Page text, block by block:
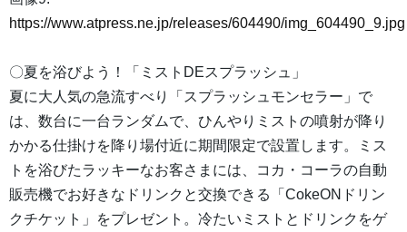
https://www.atpress.ne.jp/releases/604490/img_604490_9.jpg
〇夏を浴びよう！「ミストDEスプラッシュ」
夏に大人気の急流すべり「スプラッシュモンセラー」で
は、数台に一台ランダムで、ひんやりミストの噴射が降り
かかる仕掛けを降り場付近に期間限定で設置します。ミス
トを浴びたラッキーなお客さまには、コカ・コーラの自動
販売機でお好きなドリンクと交換できる「CokeONドリン
クチケット」をプレゼント。冷たいミストとドリンクをゲ